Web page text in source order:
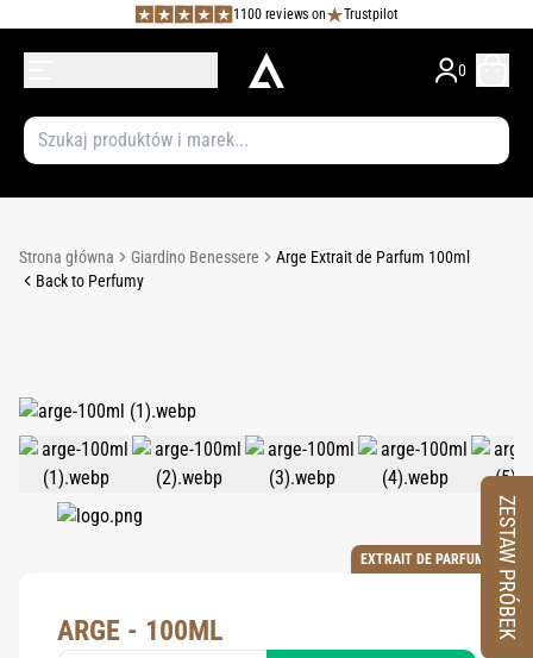
1100 reviews on Trustpilot
0
Strona główna Giardino Benessere
Arge Extrait de Parfum 100ml
Back to Perfumy
EXTRAIT DE PARFUM
ARGE - 100ML ZESTAW PRÓBEK